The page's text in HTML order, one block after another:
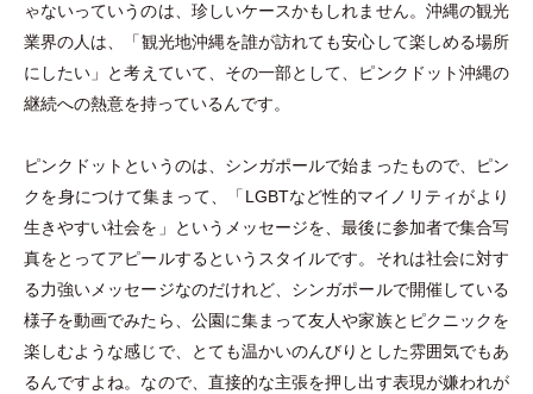
ゃないっていうのは、珍しいケースかもしれません。沖縄の観光
業界の人は、
「観光地沖縄を誰が訪れても安心して楽しめる場所
にしたい 」
と考えていて、その一部として、ピンクドット沖縄の
継続への熱意を持っているんです。
ピンクドットというのは、シンガポールで始まったもので、ピン
クを身につけて集まって、
「 LGBTなど性的マイノリティがより
生きやすい社会を 」
というメッセージを、最後に参加者で集合写
真をとってアピールするというスタイルです。それは社会に対す
る力強いメッセージなのだけれど、シンガポールで開催している
様子を動画でみたら、公園に集まって友人や家族とピクニックを
楽しむような感じで、とても温かいのんびりとした雰囲気でもあ
るんですよね。なので、直接的な主張を押し出す表現が嫌われが